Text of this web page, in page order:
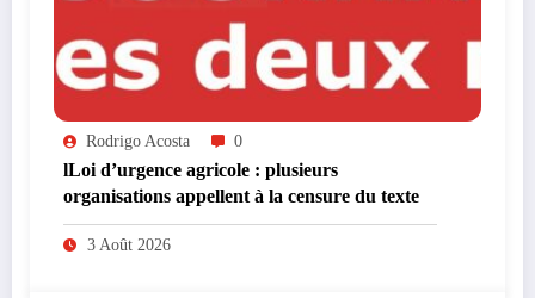
Rodrigo Acosta 0
lLoi d’urgence agricole : plusieurs
organisations appellent à la censure du texte
3 Août 2026